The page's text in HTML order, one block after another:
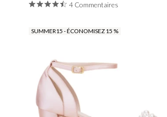
4 Commentaires
SUMMER15 - ÉCONOMISEZ 15 %